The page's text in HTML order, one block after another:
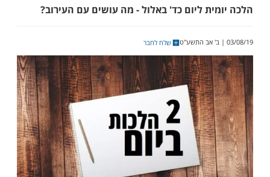
– עירוב תבשילין
ליום כד' באלול - מה עושים עם העירוב?
שלח לחבר